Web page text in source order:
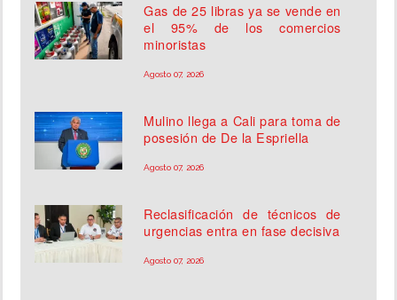
Gas de 25 libras ya se vende en
el 95% de los comercios
minoristas
Agosto 07, 2026
Mulino llega a Cali para toma de
posesión de De la Espriella
Agosto 07, 2026
Reclasificación de técnicos de
urgencias entra en fase decisiva
Agosto 07, 2026